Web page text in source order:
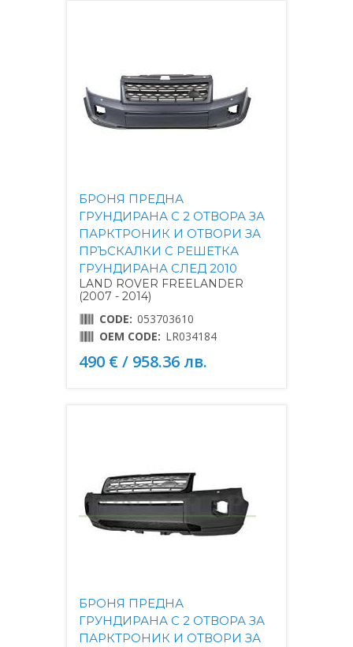
БРОНЯ ПРЕДНА
ГРУНДИРАНА С 2 ОТВОРА ЗА
ПАРКТРОНИК И ОТВОРИ ЗА
ПРЪСКАЛКИ С РЕШЕТКА
ГРУНДИРАНА СЛЕД 2010
LAND ROVER FREELANDER
(2007 - 2014)
CODE: 053703610
OEM CODE: LR034184
490 € / 958.36 лв.
БРОНЯ ПРЕДНА
ГРУНДИРАНА С 2 ОТВОРА ЗА
ПАРКТРОНИК И ОТВОРИ ЗА